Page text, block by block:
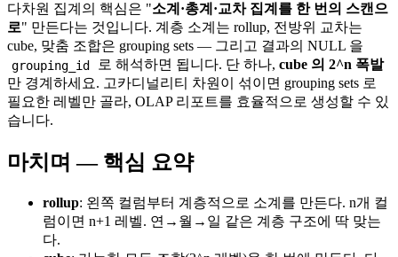
다차원 집계의 핵심은 "소계·총계·교차 집계를 한 번의 스캔으
로" 만든다는 것입니다. 계층 소계는 rollup, 전방위 교차는
cube, 맞춤 조합은 grouping sets — 그리고 결과의 NULL 을
grouping_id 로 해석하면 됩니다. 단 하나,cube 의 2^n 폭발
만 경계하세요. 고카디널리티 차원이 섞이면 grouping sets 로
필요한 레벨만 골라, OLAP 리포트를 효율적으로 생성할 수 있
습니다.
마치며 — 핵심 요약
rollup: 왼쪽 컬럼부터 계층적으로 소계를 만든다. n개 컬
럼이면 n+1 레벨. 연→월→일 같은 계층 구조에 딱 맞는
다.